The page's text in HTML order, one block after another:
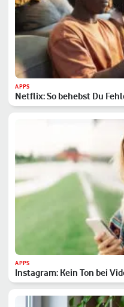
APPS
Netflix: So behebst Du
APPS
Instagram: Kein Ton bei